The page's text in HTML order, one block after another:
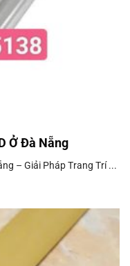
Ở Đà Nẵng
– Giải Pháp Trang Trí ...